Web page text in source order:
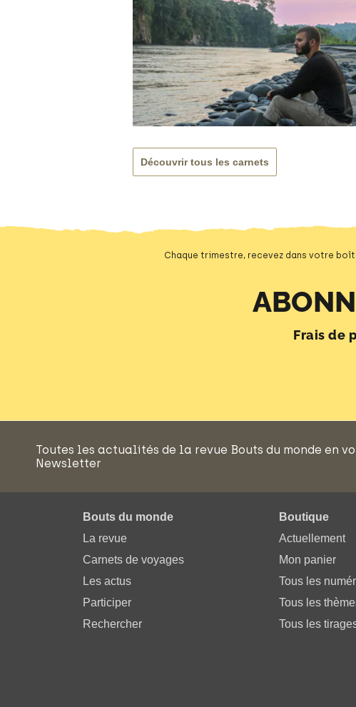
Découvrir tous les carnets
Chaque trimestre, recevez dans votre
Frais de
Toutes les actualités de la revue Bouts du monde en
Newsletter
Bouts du monde
La revue
Carnets de voyages
Les actus
Participer
Rechercher
Boutique
Actuellement
Mon panier
Tous les
Tous les
Tous les